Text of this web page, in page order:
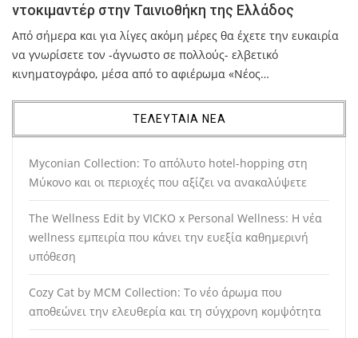
ντοκιμαντέρ στην Ταινιοθήκη της Ελλάδος
Από σήμερα και για λίγες ακόμη μέρες θα έχετε την ευκαιρία
να γνωρίσετε τον -άγνωστο σε πολλούς- ελβετικό
κινηματογράφο, μέσα από το αφιέρωμα «Νέος…
ΤΕΛΕΥΤΑΙΑ ΝΕΑ
Myconian Collection: Το απόλυτο hotel-hopping στη
Μύκονο και οι περιοχές που αξίζει να ανακαλύψετε
The Wellness Edit by VICKO x Personal Wellness: Η νέα
wellness εμπειρία που κάνει την ευεξία καθημερινή
υπόθεση
Cozy Cat by MCM Collection: Το νέο άρωμα που
αποθεώνει την ελευθερία και τη σύγχρονη κομψότητα